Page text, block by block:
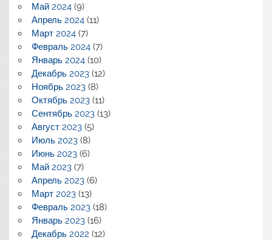
Май 2024(9)
Апрель 2024(11)
Март 2024(7)
Февраль 2024(7)
Январь 2024(10)
Декабрь 2023(12)
Ноябрь 2023(8)
Октябрь 2023(11)
Сентябрь 2023(13)
Август 2023(5)
Июль 2023(8)
Июнь 2023(6)
Май 2023(7)
Апрель 2023(6)
Март 2023(13)
Февраль 2023(18)
Январь 2023(16)
Декабрь 2022 (12)